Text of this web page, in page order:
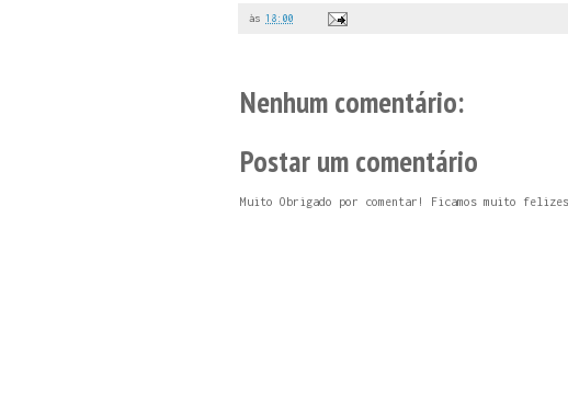
às 18:00
Nenhum comentário:
Postar um comentário
Muito Obrigado por comentar! Ficamos muito